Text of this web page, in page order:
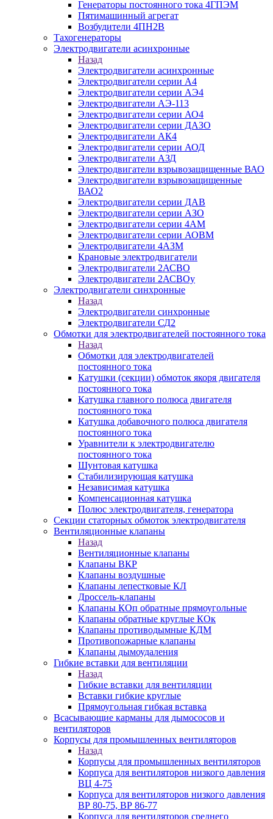
Генераторы постоянного тока 4ГПЭМ
Пятимашинный агрегат
Возбудители 4ПН2В
Тахогенераторы
Электродвигатели асинхронные
Назад
Электродвигатели асинхронные
Электродвигатели серии А4
Электродвигатели серии АЭ4
Электродвигатели АЭ-113
Электродвигатели серии АО4
Электродвигатели серии ДАЗО
Электродвигатели АК4
Электродвигатели серии АОД
Электродвигатели АЗД
Электродвигатели взрывозащищенные ВАО
Электродвигатели взрывозащищенные
ВАО2
Электродвигатели серии ДАВ
Электродвигатели серии АЗО
Электродвигатели серии 4АМ
Электродвигатели серии АОВМ
Электродвигатели 4АЗМ
Крановые электродвигатели
Электродвигатели 2АСВО
Электродвигатели 2АСВОу
Электродвигатели синхронные
Назад
Электродвигатели синхронные
Электродвигатели СД2
Обмотки для электродвигателей постоянного тока
Назад
Обмотки для электродвигателей
постоянного тока
Катушки (секции) обмоток якоря двигателя
постоянного тока
Катушка главного полюса двигателя
постоянного тока
Катушка добавочного полюса двигателя
постоянного тока
Уравнители к электродвигателю
постоянного тока
Шунтовая катушка
Стабилизирующая катушка
Независимая катушка
Компенсационная катушка
Полюс электродвигателя, генератора
Секции статорных обмоток электродвигателя
Вентиляционные клапаны
Назад
Вентиляционные клапаны
Клапаны ВКР
Клапаны воздушные
Клапаны лепестковые КЛ
Дроссель-клапаны
Клапаны КОп обратные прямоугольные
Клапаны обратные круглые КОк
Клапаны противодымные КДМ
Противопожарные клапаны
Клапаны дымоудаления
Гибкие вставки для вентиляции
Назад
Гибкие вставки для вентиляции
Вставки гибкие круглые
Прямоугольная гибкая вставка
Всасывающие карманы для дымососов и
вентиляторов
Корпусы для промышленных вентиляторов
Назад
Корпусы для промышленных вентиляторов
Корпуса для вентиляторов низкого давления
ВЦ 4-75
Корпуса для вентиляторов низкого давления
ВР 80-75, ВР 86-77
Корпуса для вентиляторов среднего